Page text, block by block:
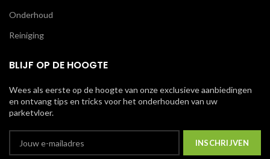
Onderhoud
Reiniging
BLIJF OP DE HOOGTE
Wees als eerste op de hoogte van onze exclusieve aanbiedingen
en ontvang tips en tricks voor het onderhouden van uw
parketvloer.